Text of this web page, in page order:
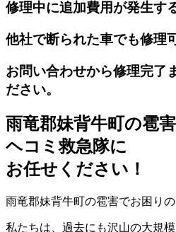
修理中に追加費用が発生す
他社で断られた車でも修理
お問い合わせから修理完了
ださい。
雨竜郡妹背牛町の雹
ヘコミ救急隊に
お任せください！
雨竜郡妹背牛町の雹害でお困りの
私たちは、過去にも沢山の大規